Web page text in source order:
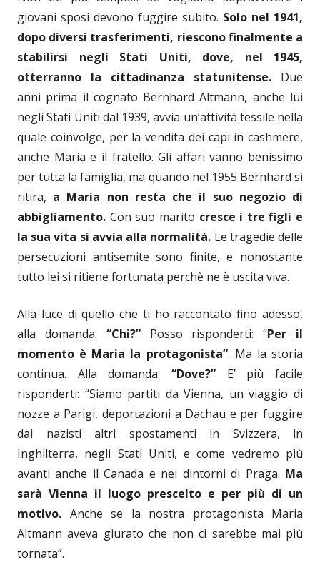
giovani sposi devono fuggire subito. Solo nel 1941,
dopo diversi trasferimenti, riescono finalmente a
stabilirsi negli Stati Uniti, dove, nel 1945,
otterranno la cittadinanza statunitense. Due
anni prima il cognato Bernhard Altmann, anche lui
negli Stati Uniti dal 1939, avvia un’attività tessile nella
quale coinvolge, per la vendita dei capi in cashmere,
anche Maria e il fratello. Gli affari vanno benissimo
per tutta la famiglia, ma quando nel 1955 Bernhard si
ritira, a Maria non resta che il suo negozio di
abbigliamento. Con suo marito cresce i tre figli e
la sua vita si avvia alla normalità. Le tragedie delle
persecuzioni antisemite sono finite, e nonostante
tutto lei si ritiene fortunata perchè ne è uscita viva.
Alla luce di quello che ti ho raccontato fino adesso,
alla domanda: “Chi?”Posso risponderti: “Per il
momento è Maria la protagonista”. Ma la storia
continua. Alla domanda: “Dove?” E’ più facile
risponderti: “Siamo partiti da Vienna, un viaggio di
nozze a Parigi, deportazioni a Dachau e per fuggire
dai nazisti altri spostamenti in Svizzera, in
Inghilterra, negli Stati Uniti, e come vedremo più
avanti anche il Canada e nei dintorni di Praga. Ma
sarà Vienna il luogo prescelto e per più di un
motivo. Anche se la nostra protagonista Maria
Altmann aveva giurato che non ci sarebbe mai più
tornata”.